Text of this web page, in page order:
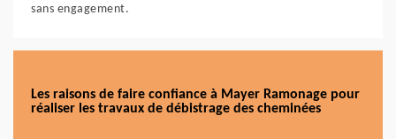
sans engagement.
Les raisons de faire confiance à Mayer Ramonage pour
réaliser les travaux de débistrage des cheminées